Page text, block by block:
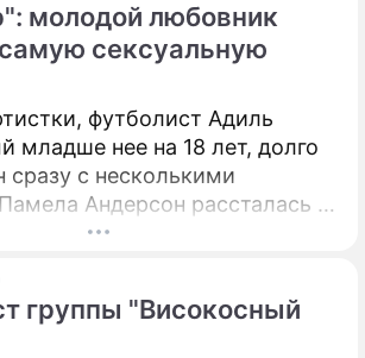
молодой любовник
сексуальную
футболист Адиль
младше нее на 18 лет, долго
сразу с несколькими
Андерсон рассталась с
группы "Високосный